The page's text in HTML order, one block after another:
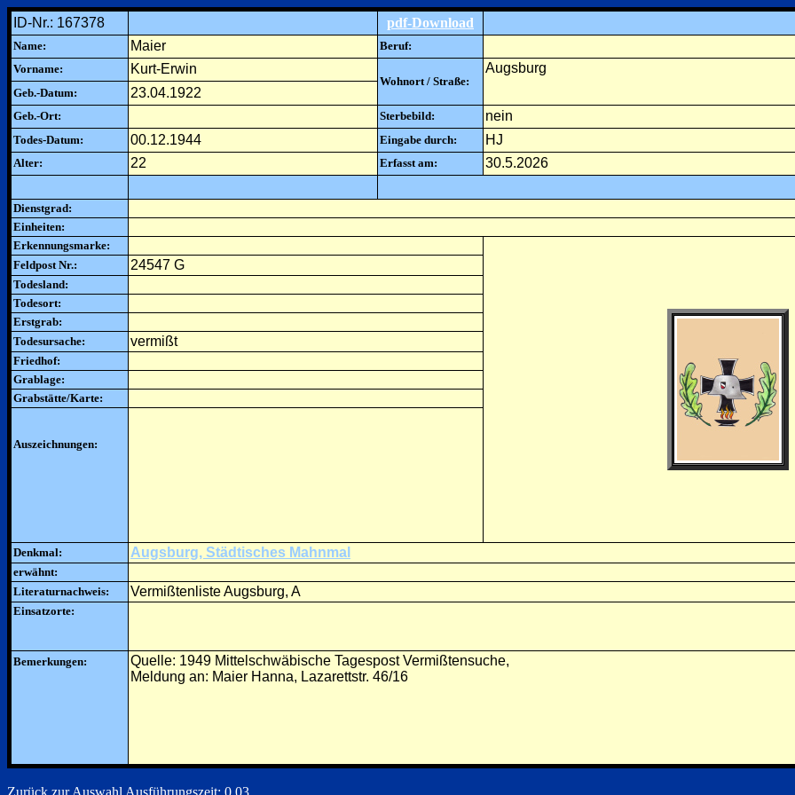
ID-Nr.: 167378 pdf-Download
Name: Maier
Beruf:
Vorname:
Kurt-Erwin
Wohnort / Straße:
Augsburg
Geb.-Datum: 23.04.1922
Geb.-Ort: Sterbebild: nein
Todes-Datum: 00.12.1944 Eingabe durch: HJ
Alter: 22 Erfasst am: 30.5.2026
Dienstgrad:
Einheiten:
Erkennungsmarke:
Feldpost Nr.:
24547 G
Todesland:
Todesort:
Erstgrab:
Todesursache:
vermißt
Friedhof:
Grablage:
Grabstätte/Karte:
Auszeichnungen:
Denkmal: Augsburg, Städtisches Mahnmal
erwähnt:
Literaturnachweis:
Vermißtenliste Augsburg, A
Einsatzorte:
Bemerkungen:
Quelle: 1949 Mittelschwäbische Tagespost Vermißtensuche,
Meldung an: Maier Hanna, Lazarettstr. 46/16
Zurück zur Auswahl Ausführungszeit: 0.03